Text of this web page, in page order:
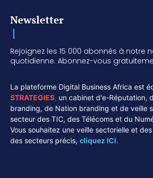
Newsletter
Rejoignez les 15 000 abonnés à notre
quotidienne. Abonnez-vous
La plateforme Digital Business Africa est
STRATEGIES, un cabinet d'e-Réputation,
branding, de Nation branding et de veille
secteur des TIC, des Télécoms et du
Vous souhaitez une veille sectorielle et
des secteurs précis, cliquez ICI.